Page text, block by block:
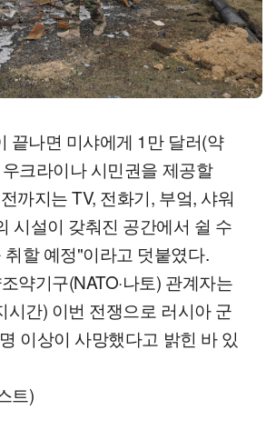
끝나면 미샤에게 1만 달러(약
크라이나 시민권을 제공할
까지는 TV, 전화기, 부엌, 샤워
시설이 갖춰진 공간에서 쉴 수
할 예정"이라고 덧붙였다.
약기구(NATO·나토) 관계자는
시간) 이번 전쟁으로 러시아 군
이상이 사망했다고 밝힌 바 있
트)